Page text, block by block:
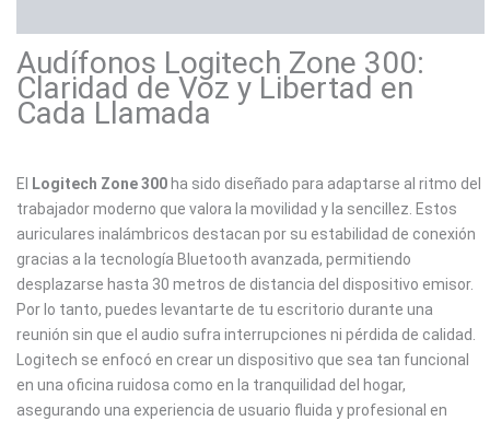
Audífonos Logitech Zone 300:
Claridad de Voz y Libertad en
Cada Llamada
El Logitech Zone 300 ha sido diseñado para adaptarse al ritmo del
trabajador moderno que valora la movilidad y la sencillez. Estos
auriculares inalámbricos destacan por su estabilidad de conexión
gracias a la tecnología Bluetooth avanzada, permitiendo
desplazarse hasta 30 metros de distancia del dispositivo emisor.
Por lo tanto, puedes levantarte de tu escritorio durante una
reunión sin que el audio sufra interrupciones ni pérdida de calidad.
Logitech se enfocó en crear un dispositivo que sea tan funcional
en una oficina ruidosa como en la tranquilidad del hogar,
asegurando una experiencia de usuario fluida y profesional en